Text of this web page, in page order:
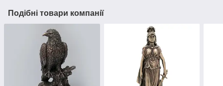
Подібні товари компанії